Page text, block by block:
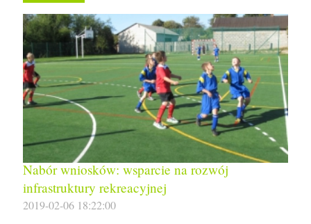
Nabór wniosków: wsparcie na rozwój
infrastruktury rekreacyjnej
2019-02-06 18:22:00